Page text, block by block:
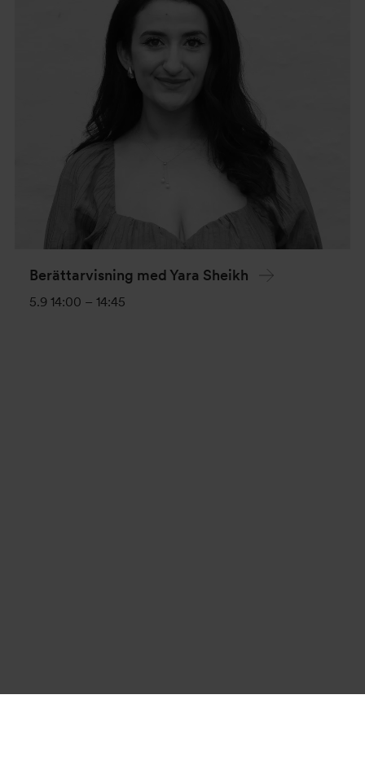
Berättarvisning med Yara Sheikh
5.9 14:00 – 14:45